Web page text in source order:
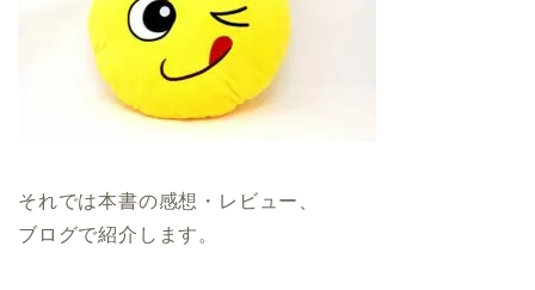
それでは本書の感想・レビュー、
ブログで紹介します。